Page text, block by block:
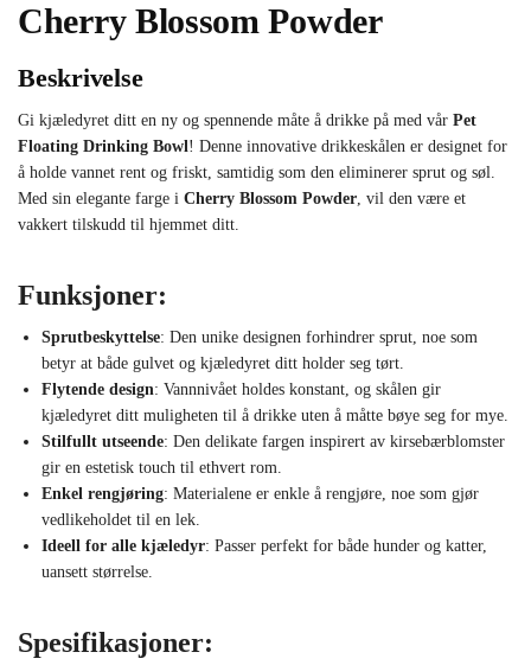
Cherry Blossom Powder
Beskrivelse
Gi kjæledyret ditt en ny og spennende måte å drikke på med vår Pet
Floating Drinking Bowl! Denne innovative drikkeskålen er designet for
å holde vannet rent og friskt, samtidig som den eliminerer sprut og søl.
Med sin elegante farge i Cherry Blossom Powder, vil den være et
vakkert tilskudd til hjemmet ditt.
Funksjoner:
Sprutbeskyttelse: Den unike designen forhindrer sprut, noe som
betyr at både gulvet og kjæledyret ditt holder seg tørt.
Flytende design: Vannnivået holdes konstant, og skålen gir
kjæledyret ditt muligheten til å drikke uten å måtte bøye seg for mye.
Stilfullt utseende: Den delikate fargen inspirert av kirsebærblomster
gir en estetisk touch til ethvert rom.
Enkel rengjøring: Materialene er enkle å rengjøre, noe som gjør
vedlikeholdet til en lek.
Ideell for alle kjæledyr: Passer perfekt for både hunder og katter,
uansett størrelse.
Spesifikasjoner: